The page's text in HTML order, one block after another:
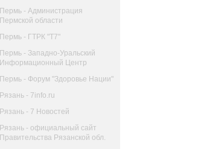
Пермь - Администрация
Пермской области
Пермь - ГТРК "Т7"
Пермь - Западно-Уральский
Информационный Центр
Пермь - Форум "Здоровье Нации"
Рязань - 7info.ru
Рязань - 7 Новостей
Рязань - официальный сайт
Правительства Рязанской обл.